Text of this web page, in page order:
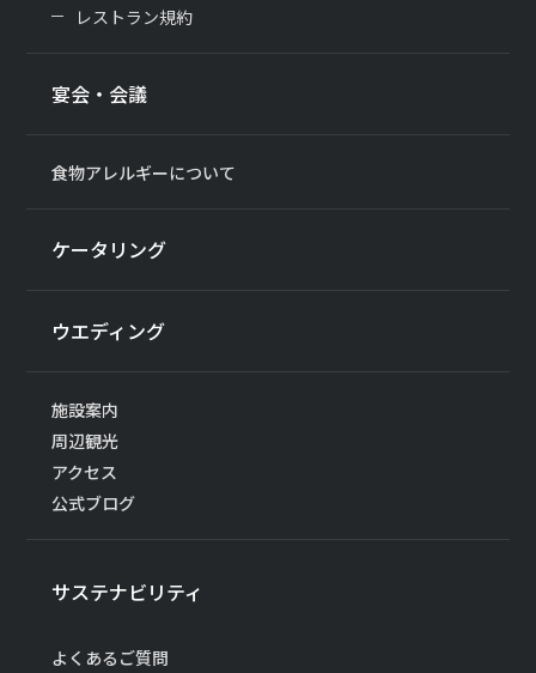
レストラン規約
宴会・会議
食物アレルギーについて
ケータリング
ウエディング
施設案内
周辺観光
アクセス
公式ブログ
サステナビリティ
よくあるご質問